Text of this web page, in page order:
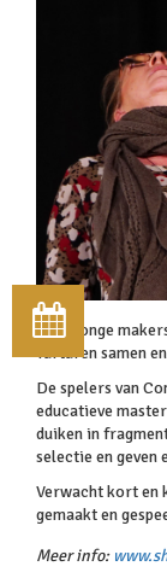
Gooi jonge
Tartaren samen
De spelers van
educatieve
duiken in
selectie en geven
Verwacht kort en
gemaakt en
Meer info: